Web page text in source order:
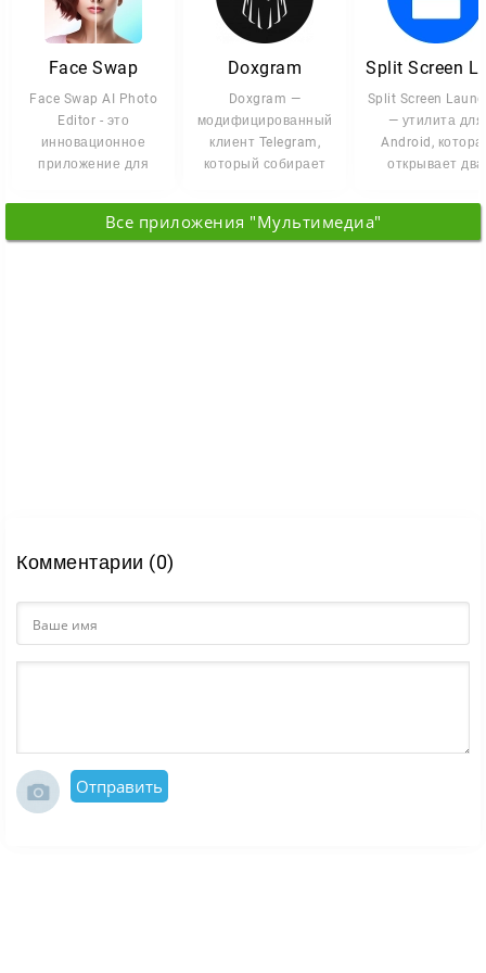
Face Swap
Face Swap AI Photo
Editor - это
инновационное
приложение для
которое позволяет
Doxgram
Doxgram —
модифицированный
клиент Telegram,
который собирает
блокировок и
Split Screen
— утилита для
Android,
открывает два
одновременно
Все приложения "Мультимедиа"
Комментарии (0)
Отправить